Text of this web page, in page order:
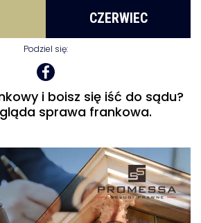
CZERWIEC
Podziel się:
i boisz się iść do sądu?
sprawa frankowa.